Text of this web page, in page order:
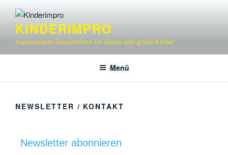
KINDERIMPRO
Improvisierte Geschichten für kleine und große Kinder
Menü
NEWSLETTER / KONTAKT
Newsletter abonnieren